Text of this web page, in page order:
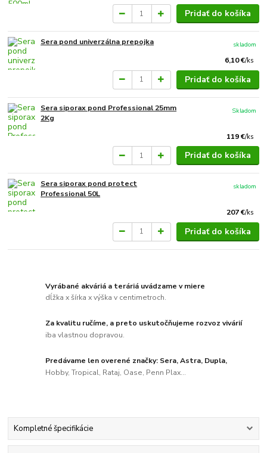
Pridať do košíka
Sera pond univerzálna prepojka
6,10 €/ks
skladom
Pridať do košíka
Sera siporax pond Professional 25mm
2Kg
119 €/ks
Skladom
Pridať do košíka
Sera siporax pond protect
Professional 50L
207 €/ks
skladom
Pridať do košíka
Vyrábané akváriá a teráriá uvádzame v miere
dĺžka x šírka x výška v centimetroch.
Za kvalitu ručíme, a preto uskutočňujeme rozvoz vivárií
iba vlastnou dopravou.
Predávame len overené značky: Sera, Astra, Dupla,
Hobby, Tropical, Rataj, Oase, Penn Plax...
Kompletné špecifikácie